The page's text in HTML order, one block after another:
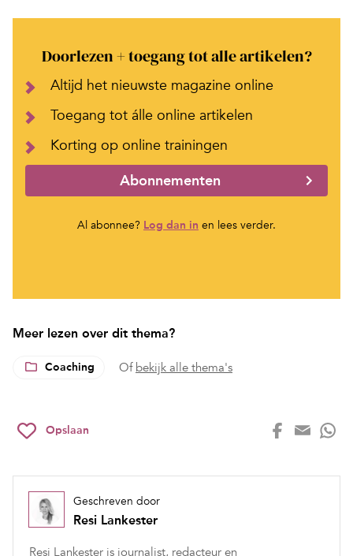
Doorlezen + toegang tot alle artikelen?
Altijd het nieuwste magazine online
Toegang tot álle online artikelen
Korting op online trainingen
Abonnementen
Al abonnee? Log dan in en lees verder.
Meer lezen over dit thema?
Coaching Of bekijk alle thema's
Opslaan
Geschreven door
Resi Lankester
Resi Lankester is journalist, redacteur en